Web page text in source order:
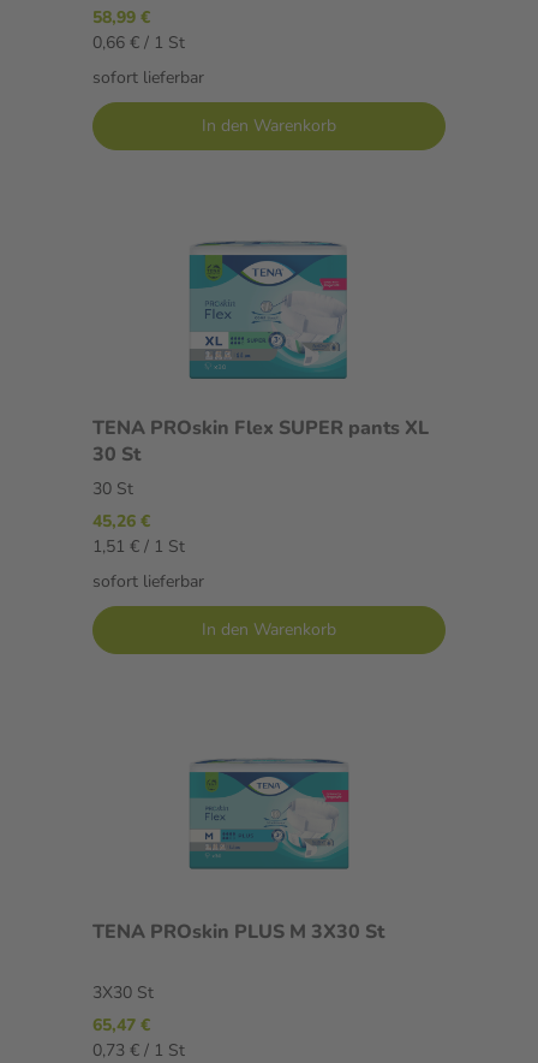
58,99 €
0,66 € / 1 St
sofort lieferbar
In den Warenkorb
TENA PROskin Flex SUPER pants XL
30 St
30 St
45,26 €
1,51 € / 1 St
sofort lieferbar
In den Warenkorb
TENA PROskin PLUS M 3X30 St
3X30 St
65,47 €
0,73 € / 1 St